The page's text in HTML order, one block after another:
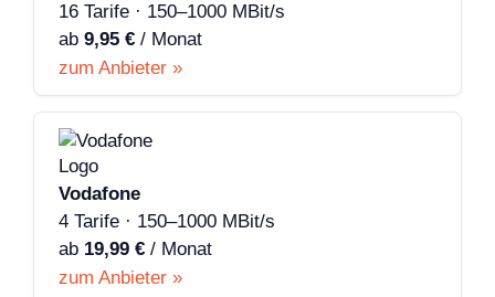
16 Tarife · 150–1000 MBit/s
ab 9,95 € / Monat
zum Anbieter »
Vodafone
4 Tarife · 150–1000 MBit/s
ab 19,99 € / Monat
zum Anbieter »